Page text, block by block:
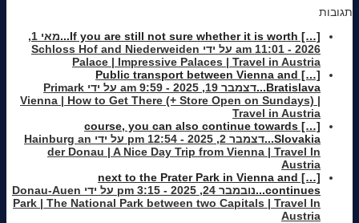
תגובות
[…] If you are still not sure whether it is worth...
מאי 1,
2026 - 11:01 am על ידי Schloss Hof and Niederweiden
Palace | Impressive Palaces | Travel in Austria
[…] Public transport between Vienna and
Bratislava...
דצמבר 19, 2025 - 9:59 am על ידי Primark
Vienna | How to Get There (+ Store Open on Sundays) |
Travel in Austria
[…] course, you can also continue towards
Slovakia...
דצמבר 2, 2025 - 12:54 pm על ידי Hainburg an
der Donau | A Nice Day Trip from Vienna | Travel In
Austria
[…] next to the Prater Park in Vienna and
continues...
נובמבר 24, 2025 - 3:15 pm על ידי Donau-Auen
Park | The National Park between two Capitals | Travel In
Austria